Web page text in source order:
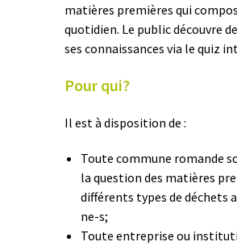
matières premières qui
quotidien. Le public découvre
ses connaissances via le quiz
Pour qui?
Il est à disposition de :
Toute commune romande
la question des matières
différents types de déchets
ne-s;
Toute entreprise ou